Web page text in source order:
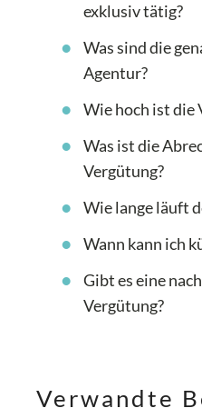
exklusiv tätig?
Was sind die
Agentur?
Wie hoch ist die
Was ist die
Vergütung?
Wie lange läuft
Wann kann ich
Gibt es eine
Vergütung?
Verwandte